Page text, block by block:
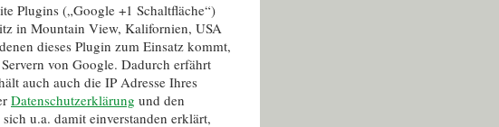
Plugins („Google +1 Schaltfläche“)
in Mountain View, Kalifornien, USA
dieses Plugin zum Einsatz kommt,
von Google. Dadurch erfährt
auch auch die IP Adresse Ihres
Datenschutzerklärung und den
u.a. damit einverstanden erklärt,